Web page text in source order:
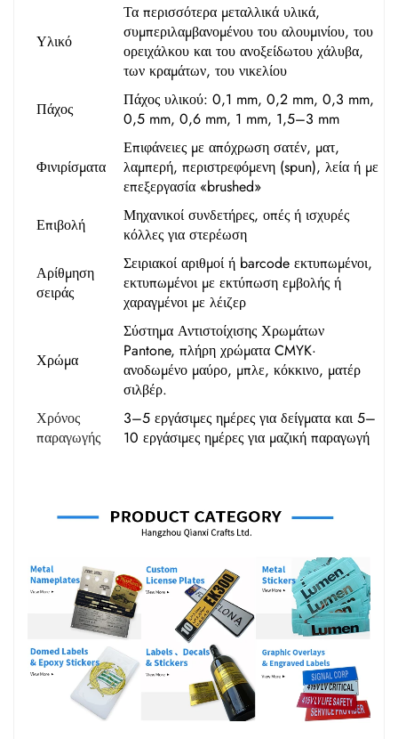
Υλικό
Τα περισσότερα μεταλλικά υλικά,
συμπεριλαμβανομένου του αλουμινίου, του
ορειχάλκου και του ανοξείδωτου χάλυβα,
των κραμάτων, του νικελίου
Πάχος
Πάχος υλικού: 0,1 mm, 0,2 mm, 0,3 mm,
0,5 mm, 0,6 mm, 1 mm, 1,5–3 mm
Φινιρίσματα
Επιφάνειες με απόχρωση σατέν, ματ,
λαμπερή, περιστρεφόμενη (spun), λεία ή με
επεξεργασία «brushed»
Επιβολή
Μηχανικοί συνδετήρες, οπές ή ισχυρές
κόλλες για στερέωση
Αρίθμηση
σειράς
Σειριακοί αριθμοί ή barcode εκτυπωμένοι,
εκτυπωμένοι με εκτύπωση εμβολής ή
χαραγμένοι με λέιζερ
Χρώμα
Σύστημα Αντιστοίχισης Χρωμάτων
Pantone, πλήρη χρώματα CMYK·
ανοδωμένο μαύρο, μπλε, κόκκινο, ματέρ
σιλβέρ.
Χρόνος
παραγωγής
3–5 εργάσιμες ημέρες για δείγματα και 5–
10 εργάσιμες ημέρες για μαζική παραγωγή